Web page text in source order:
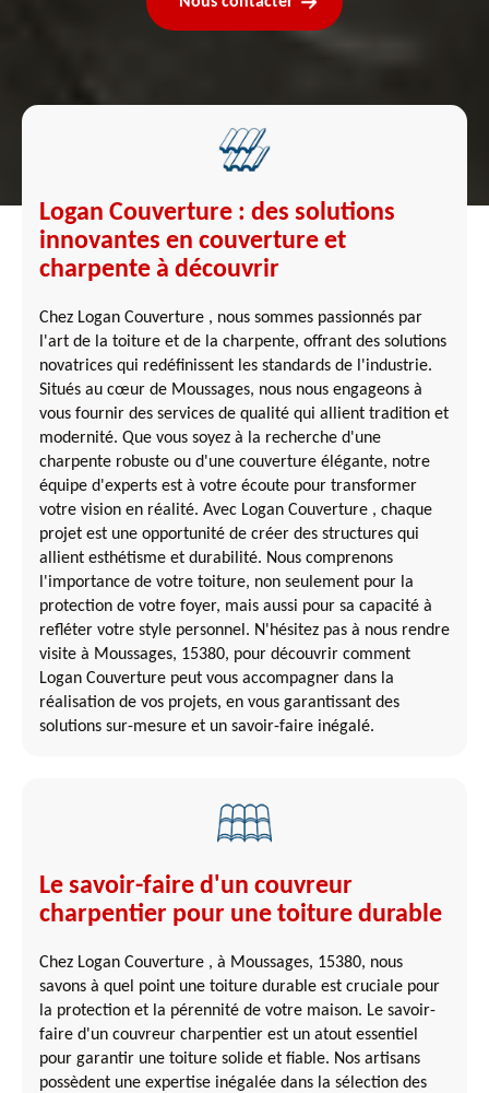
Logan Couverture : des solutions
innovantes en couverture et
charpente à découvrir
Chez Logan Couverture , nous sommes passionnés par
l'art de la toiture et de la charpente, offrant des solutions
novatrices qui redéfinissent les standards de l'industrie.
Situés au cœur de Moussages, nous nous engageons à
vous fournir des services de qualité qui allient tradition et
modernité. Que vous soyez à la recherche d'une
charpente robuste ou d'une couverture élégante, notre
équipe d'experts est à votre écoute pour transformer
votre vision en réalité. Avec Logan Couverture , chaque
projet est une opportunité de créer des structures qui
allient esthétisme et durabilité. Nous comprenons
l'importance de votre toiture, non seulement pour la
protection de votre foyer, mais aussi pour sa capacité à
refléter votre style personnel. N'hésitez pas à nous rendre
visite à Moussages, 15380, pour découvrir comment
Logan Couverture peut vous accompagner dans la
réalisation de vos projets, en vous garantissant des
solutions sur-mesure et un savoir-faire inégalé.
Le savoir-faire d'un couvreur
charpentier pour une toiture durable
Chez Logan Couverture , à Moussages, 15380, nous
savons à quel point une toiture durable est cruciale pour
la protection et la pérennité de votre maison. Le savoir-
faire d'un couvreur charpentier est un atout essentiel
pour garantir une toiture solide et fiable. Nos artisans
possèdent une expertise inégalée dans la sélection des